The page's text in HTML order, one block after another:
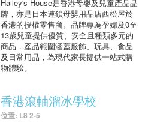
Hailey's House是香港母嬰及兒童產品品
牌，亦是日本連鎖母嬰用品店西松屋於
香港的授權零售商。品牌專為孕婦及0至
13歲兒童提供優質、安全且種類多元的
商品，產品範圍涵蓋服飾、玩具、食品
及日常用品，為現代家長提供一站式購
物體驗。
香港滾軸溜冰學校
位置: L8 2-5